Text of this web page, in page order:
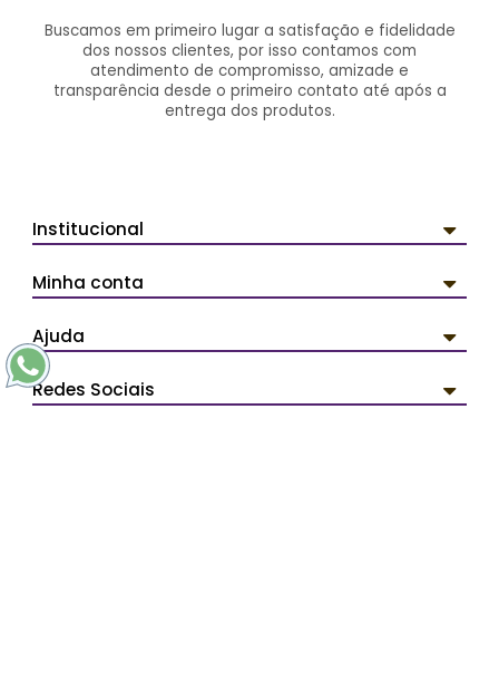
Buscamos em primeiro lugar a satisfação e fidelidade
dos nossos clientes, por isso contamos com
atendimento de compromisso, amizade e
transparência desde o primeiro contato até após a
entrega dos produtos.
Institucional
Minha conta
Ajuda
Redes Sociais